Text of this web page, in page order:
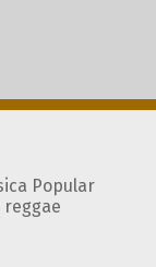
Popular
reggae